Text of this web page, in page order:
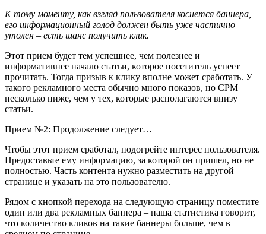
К тому моменту, как взгляд пользователя коснется баннера,
его информационный голод должен быть уже частично
утолен – есть шанс получить клик.
Этот прием будет тем успешнее, чем полезнее и
информативнее начало статьи, которое посетитель успеет
прочитать. Тогда призыв к клику вполне может сработать. У
такого рекламного места обычно много показов, но CPM
несколько ниже, чем у тех, которые располагаются внизу
статьи.
Прием №2: Продолжение следует…
Чтобы этот прием сработал, подогрейте интерес пользователя.
Предоставьте ему информацию, за которой он пришел, но не
полностью. Часть контента нужно разместить на другой
странице и указать на это пользователю.
Рядом с кнопкой перехода на следующую страницу поместите
один или два рекламных баннера – наша статистика говорит,
что количество кликов на такие баннеры больше, чем в